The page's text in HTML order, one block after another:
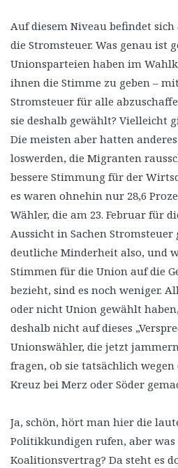
Auf diesem Niveau befindet
die Stromsteuer. Was genau ist
Unionsparteien haben im
ihnen die Stimme zu geben –
Stromsteuer für alle
sie deshalb gewählt? Vielleicht
Die meisten aber hatten
loswerden, die Migranten
bessere Stimmung für der
es waren ohnehin nur 28,6
Wähler, die am 23. Februar für
Aussicht in Sachen
deutliche Minderheit also, und
Stimmen für die Union auf die
bezieht, sind es noch weniger.
oder nicht Union gewählt
deshalb nicht auf dieses
Unionswähler, die jetzt
fragen, ob sie tatsächlich
Kreuz bei Merz oder Söder
Ja, schön, hört man hier die
Politikkundigen rufen, aber
Koalitionsvertrag? Da steht es